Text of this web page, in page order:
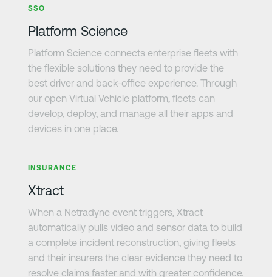
SSO
Platform Science
Platform Science connects enterprise fleets with
the flexible solutions they need to provide the
best driver and back-office experience. Through
our open Virtual Vehicle platform, fleets can
develop, deploy, and manage all their apps and
devices in one place.
INSURANCE
Xtract
When a Netradyne event triggers, Xtract
automatically pulls video and sensor data to build
a complete incident reconstruction, giving fleets
and their insurers the clear evidence they need to
resolve claims faster and with greater confidence.